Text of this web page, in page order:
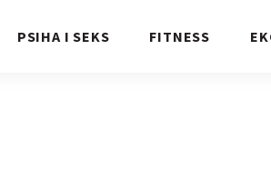
PSIHA I SEKS FITNESS